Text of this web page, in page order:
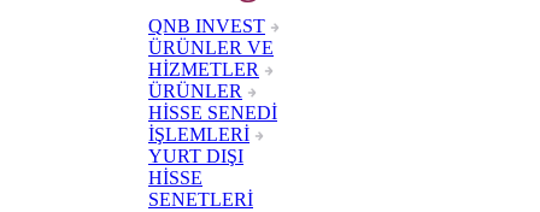
QNB INVEST
ÜRÜNLER VE
HİZMETLER
ÜRÜNLER
HİSSE SENEDİ
İŞLEMLERİ
YURT DIŞI
HİSSE
SENETLERİ